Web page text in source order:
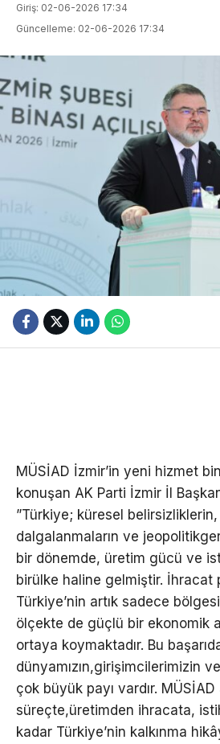
Giriş: 02-06-2026 17:34
Güncelleme: 02-06-2026 17:34
MÜSİAD İzmir’in yeni hizmet
konuşan AK Parti İzmir İl
”Türkiye; küresel
dalgalanmaların ve
bir dönemde, üretim gücü ve
birülke haline gelmiştir. İhracat
Türkiye’nin artık sadece
ölçekte de güçlü bir ekonomik
ortaya koymaktadır. Bu
dünyamızın,girişimcilerimizin
çok büyük payı vardır.
süreçte,üretimden ihracata,
kadar Türkiye’nin kalkınma